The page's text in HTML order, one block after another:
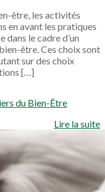
être, les activités
en avant les pratiques
dans le cadre d’un
être. Ces choix sont
sur des choix
[…]
du Bien-Être
Lire la suite